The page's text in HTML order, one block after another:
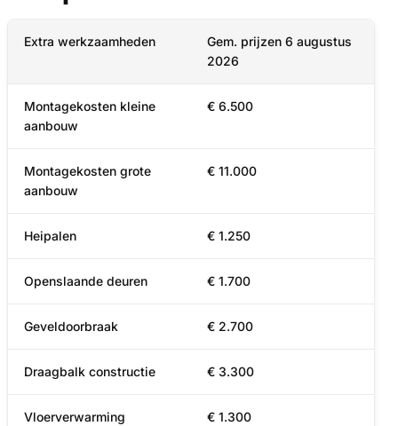
Extra werkzaamheden
Gem. prijzen 6 augustus
2026
Montagekosten kleine
aanbouw
€ 6.500
Montagekosten grote
aanbouw
€ 11.000
Heipalen € 1.250
Openslaande deuren € 1.700
Geveldoorbraak € 2.700
Draagbalk constructie € 3.300
Vloerverwarming € 1.300